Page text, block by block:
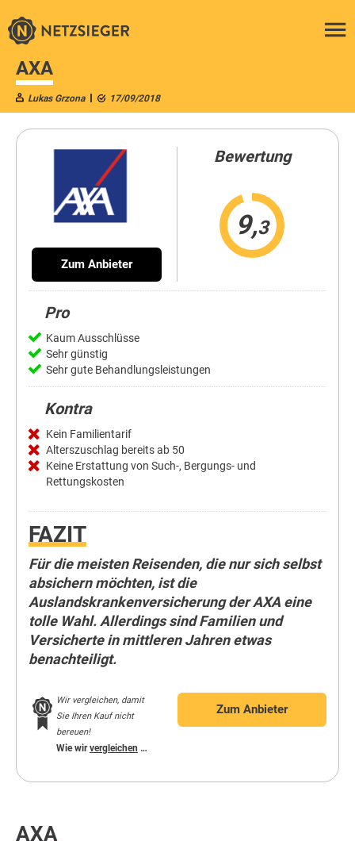
AXA
Lukas Grzona 17/09/2018
Zum Anbieter
Bewertung
9,3
Pro
Kaum Ausschlüsse
Sehr günstig
Sehr gute Behandlungsleistungen
Kontra
Kein Familientarif
Alterszuschlag bereits ab 50
Keine Erstattung von Such-, Bergungs- und
Rettungskosten
FAZIT
Für die meisten Reisenden, die nur sich selbst
absichern möchten, ist die
Auslandskrankenversicherung der AXA eine
tolle Wahl. Allerdings sind Familien und
Versicherte in mittleren Jahren etwas
benachteiligt.
Wir vergleichen, damit
Sie Ihren Kauf nicht
bereuen!
Wie wirvergleichen …
Zum Anbieter
AXA